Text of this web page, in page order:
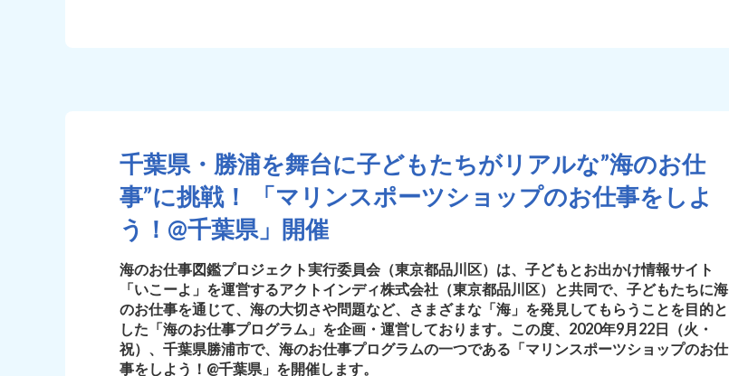
千葉県・勝浦を舞台に子どもたちがリアルな”海のお仕
事”に挑戦！ 「マリンスポーツショップのお仕事をしよ
う！@千葉県」開催
海のお仕事図鑑プロジェクト実行委員会（東京都品川区）は、子どもとお出かけ情報サイト
「いこーよ」を運営するアクトインディ株式会社（東京都品川区）と共同で、子どもたちに海
のお仕事を通じて、海の大切さや問題など、さまざまな「海」を発見してもらうことを目的と
した「海のお仕事プログラム」を企画・運営しております。この度、2020年9月22日（火・
祝）、千葉県勝浦市で、海のお仕事プログラムの一つである「マリンスポーツショップのお仕
事をしよう！@千葉県」を開催します。